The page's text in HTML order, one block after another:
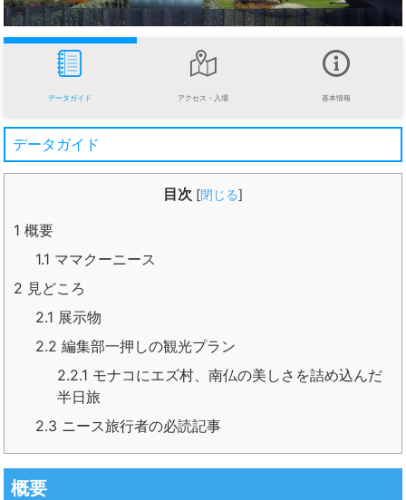
データガイド アクセス・入場 基本情報
データガイド
目次 [閉じる]
1 概要
1.1 ママクーニース
2 見どころ
2.1 展示物
2.2 編集部一押しの観光プラン
2.2.1 モナコにエズ村、南仏の美しさを詰め込んだ
半日旅
2.3 ニース旅行者の必読記事
概要